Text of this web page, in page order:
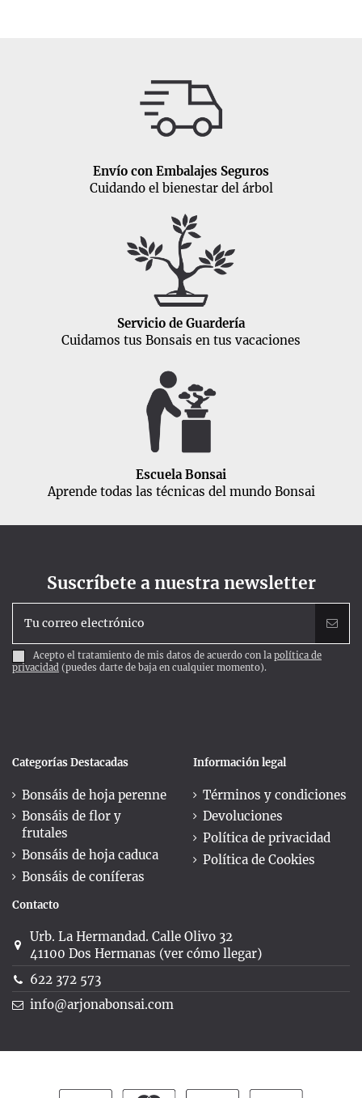
Envío con Embalajes Seguros
Cuidando el bienestar del árbol
Servicio de Guardería
Cuidamos tus Bonsais en tus vacaciones
Escuela Bonsai
Aprende todas las técnicas del mundo Bonsai
Suscríbete a nuestra newsletter
Acepto el tratamiento de mis datos de acuerdo con la política de
privacidad (puedes darte de baja en cualquier momento).
Categorías Destacadas
Bonsáis de hoja perenne
Bonsáis de flor y
frutales
Bonsáis de hoja caduca
Bonsáis de coníferas
Información legal
Términos y condiciones
Devoluciones
Política de privacidad
Política de Cookies
Contacto
Urb. La Hermandad. Calle Olivo 32
41100 Dos Hermanas (ver cómo llegar)
622 372 573
info@arjonabonsai.com